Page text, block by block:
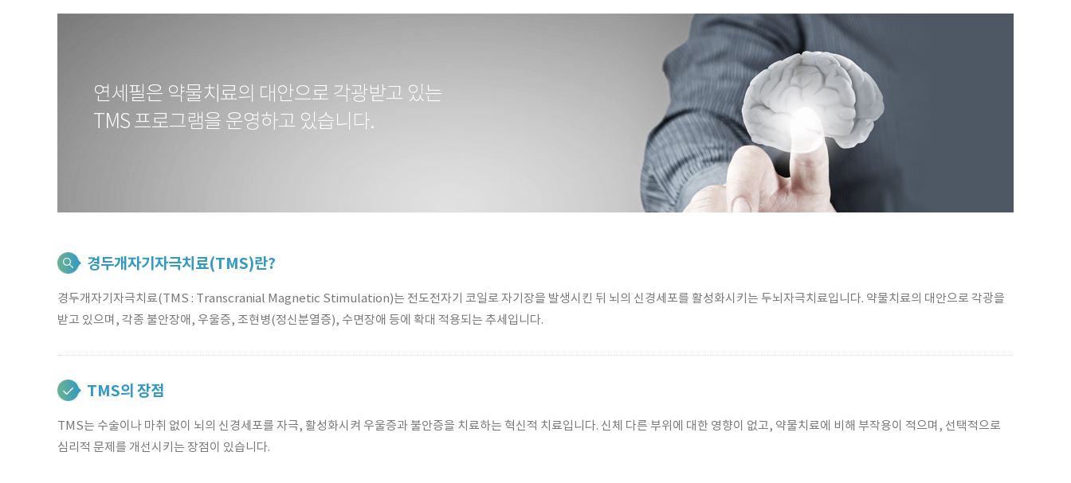
연세필은 약물치료의 대안으로 각광받고 있는
TMS 프로그램을 운영하고 있습니다.
경두개자기자극치료(TMS)란?
경두개자기자극치료(TMS : Transcranial Magnetic Stimulation)는 전도전자기 코일로 자기장을 발생시킨 뒤 뇌의 신경세포를 활성화시키는 두뇌자극치료입니다. 약물치료의 대안으로 각광을
받고 있으며, 각종 불안장애, 우울증, 조현병(정신분열증), 수면장애 등에 확대 적용되는 추세입니다.
TMS의 장점
TMS는 수술이나 마취 없이 뇌의 신경세포를 자극, 활성화시켜 우울증과 불안증을 치료하는 혁신적 치료입니다. 신체 다른 부위에 대한 영향이 없고, 약물치료에 비해 부작용이 적으며, 선택적으로
심리적 문제를 개선시키는 장점이 있습니다.